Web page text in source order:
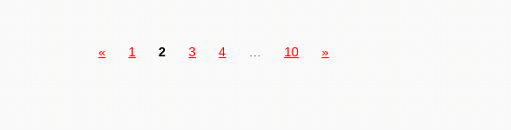
« 1 2 3 4 10 »